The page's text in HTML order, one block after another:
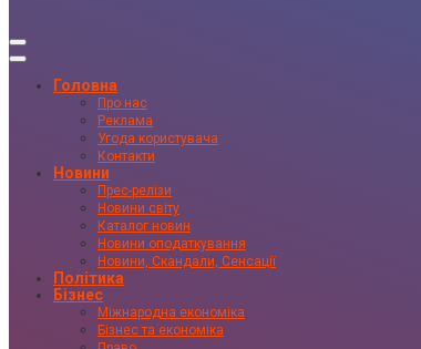
Головна
Про нас
Реклама
Угода користувача
Контакти
Новини
Прес-релізи
Новини світу
Каталог новин
Новини оподаткування
Новини, Скандали, Сенсації
Політика
Бізнес
Міжнародна економіка
Бізнес та економіка